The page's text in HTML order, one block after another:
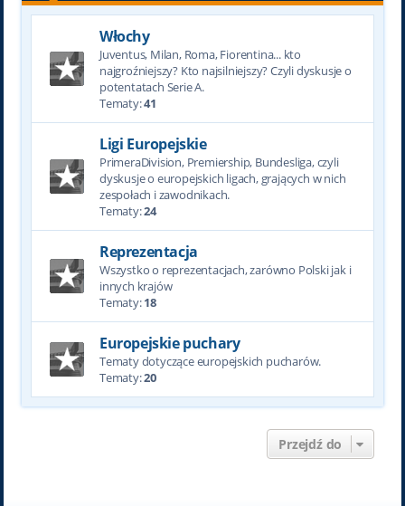
Włochy
Juventus, Milan, Roma, Fiorentina... kto
najgroźniejszy? Kto najsilniejszy? Czyli dyskusje o
potentatach Serie A.
Tematy:41
Ligi Europejskie
PrimeraDivision, Premiership, Bundesliga, czyli
dyskusje o europejskich ligach, grających w nich
zespołach i zawodnikach.
Tematy:24
Reprezentacja
Wszystko o reprezentacjach, zarówno Polski jak i
innych krajów
Tematy:18
Europejskie puchary
Tematy dotyczące europejskich pucharów.
Tematy:20
Przejdź do